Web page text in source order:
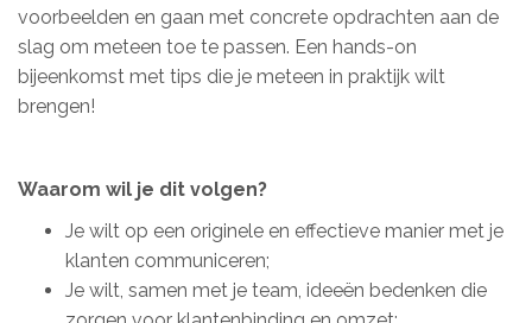
voorbeelden en gaan met concrete opdrachten aan de
slag om meteen toe te passen. Een hands-on
bijeenkomst met tips die je meteen in praktijk wilt
brengen!
Waarom wil je dit volgen?
Je wilt op een originele en effectieve manier met je
klanten communiceren;
Je wilt, samen met je team, ideeën bedenken die